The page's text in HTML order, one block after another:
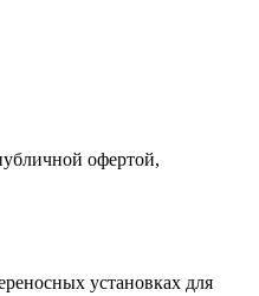
офертой,
установках для